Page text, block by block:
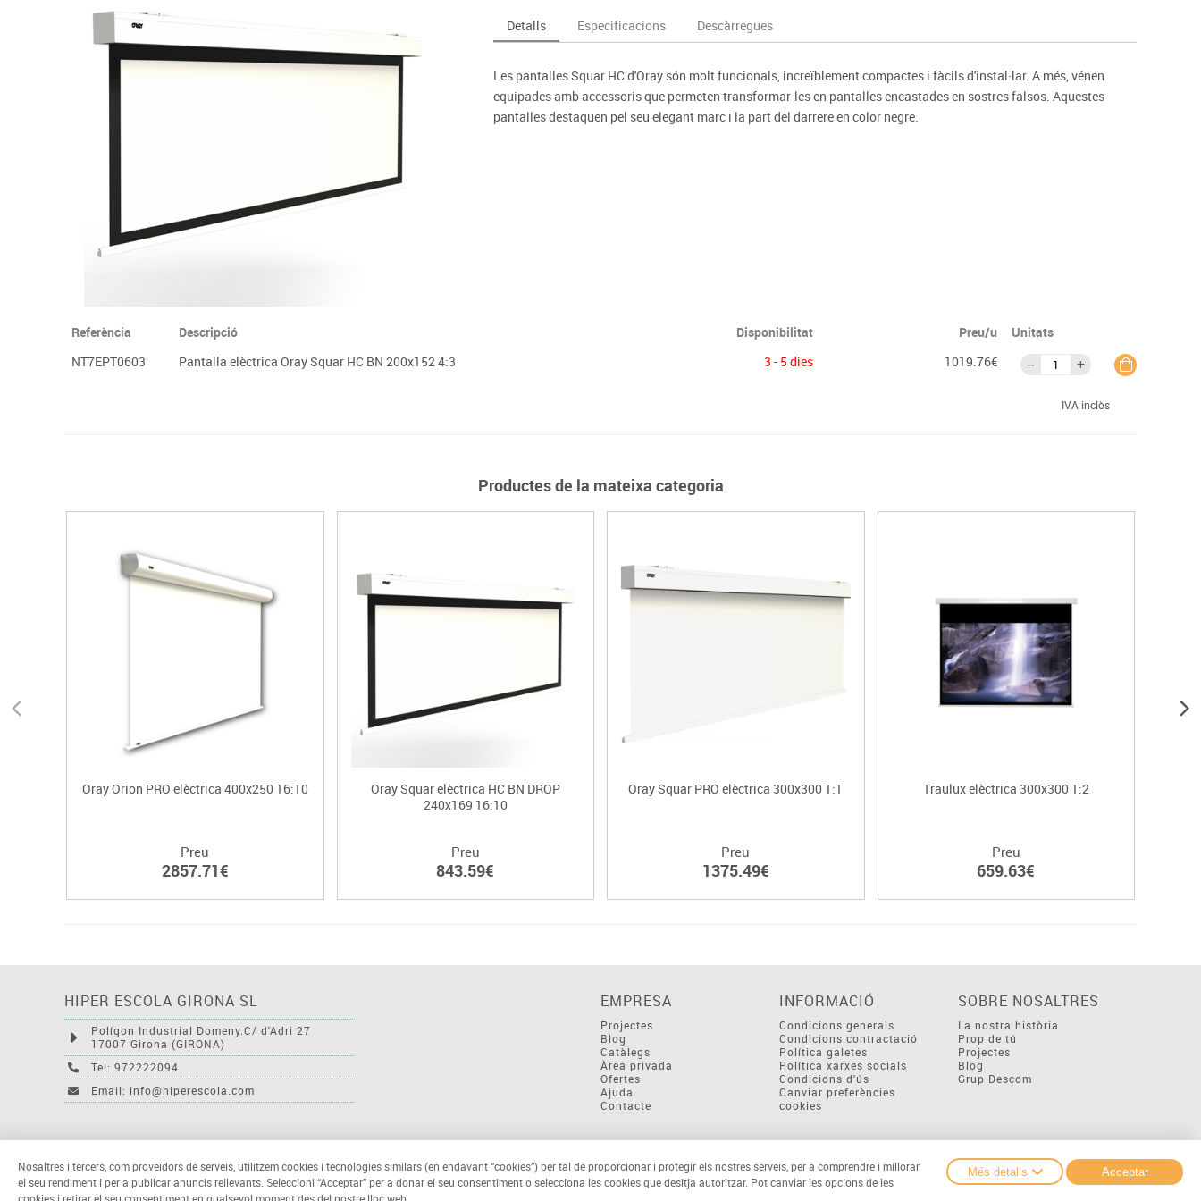
Complements d'oficina
Plastificació, enquadernació i destrucció
Informàtica
Psicomotricitat
Ciències
Monitors interactius
Videoprojecció
Taules escolars, abatibles i polivalents
Penjadors, prestatges i taquilles
Cadires, bancs i tamborets
Entrenament
Foam
Esports raqueta
Gimnàstica rítmica
Detalls Especificacions Descàrregues
Les pantalles Squar HC d'Oray són molt funcionals, increïblement compactes i fàcils d'instal·lar. A més, vénen
equipades amb accessoris que permeten transformar-les en pantalles encastades en sostres falsos. Aquestes
pantalles destaquen pel seu elegant marc i la part del darrere en color negre.
Referència Descripció Disponibilitat Preu/u
Unitats
NT7EPT0603
Pantalla elèctrica Oray Squar HC BN 200x152 4:3 3 - 5 dies 1019.76€
IVA inclòs
Productes de la mateixa categoria
Oray Orion PRO elèctrica 400x250 16:10
Preu
2857.71€
Oray Squar elèctrica HC BN DROP
240x169 16:10
Preu
843.59€
Oray Squar PRO elèctrica 300x300 1:1
Preu
1375.49€
Traulux elèctrica 300x300 1:2
Preu
659.63€
HIPER ESCOLA GIRONA SL
Polígon Industrial Domeny.C/ d'Adri 27
17007 Girona (GIRONA)
Tel: 972222094
Email: info@hiperescola.com
EMPRESA
Projectes
Blog
Catàlegs
Àrea privada
Ofertes
Ajuda
Contacte
INFORMACIÓ
Condicions generals
Condicions contractació
Política galetes
Política xarxes socials
Condicions d'ús
Canviar preferències
cookies
SOBRE NOSALTRES
La nostra història
Prop de tú
Projectes
Blog
Grup Descom
Nosaltres i tercers, com proveïdors de serveis, utilitzem cookies i tecnologies similars (en endavant “cookies”) per tal de proporcionar i protegir els nostres serveis, per a comprendre i millorar
el seu rendiment i per a publicar anuncis rellevants. Seleccioni “Acceptar” per a donar el seu consentiment o selecciona les cookies que desitja autoritzar. Pot canviar les opcions de les
Més detalls Acceptar